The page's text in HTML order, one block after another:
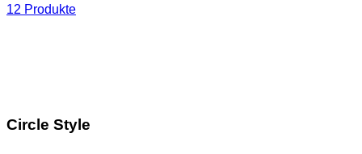
12 Produkte
Circle Style